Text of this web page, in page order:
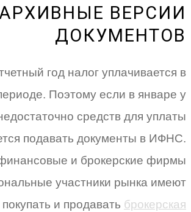
ВЕРСИИ
ДОКУМЕНТОВ
год налог уплачивается в
Поэтому если в январе у
средств для уплаты
подавать документы в ИФНС.
и брокерские фирмы
участники рынка имеют
и продавать брокерская